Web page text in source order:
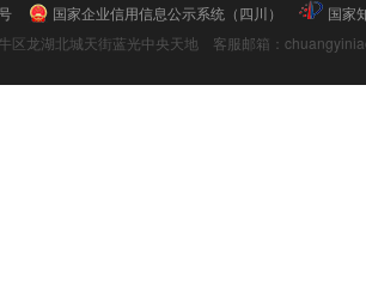
国家企业信用信息公示系统（四川）
国家
区龙湖北城天街蓝光中央天地 客服邮箱：